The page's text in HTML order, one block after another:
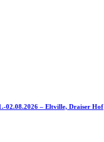
02.08.2026 – Eltville, Draiser Hof